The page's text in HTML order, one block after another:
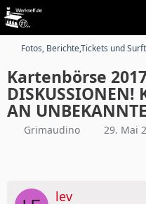
Fotos, Berichte,Tickets und
Kartenbörse
DISKUSSIONEN!
AN
Grimaudino 29. Mai
lev